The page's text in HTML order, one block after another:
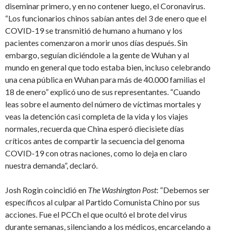
diseminar primero, y en no contener luego, el Coronavirus.
“Los funcionarios chinos sabían antes del 3 de enero que el
COVID-19 se transmitió de humano a humano y los
pacientes comenzaron a morir unos días después. Sin
embargo, seguían diciéndole a la gente de Wuhan y al
mundo en general que todo estaba bien, incluso celebrando
una cena pública en Wuhan para más de 40.000 familias el
18 de enero” explicó uno de sus representantes. “Cuando
leas sobre el aumento del número de víctimas mortales y
veas la detención casi completa de la vida y los viajes
normales, recuerda que China esperó diecisiete días
críticos antes de compartir la secuencia del genoma
COVID-19 con otras naciones, como lo deja en claro
nuestra demanda”, declaró.
Josh Rogin coincidió en The Washington Post: “Debemos ser
específicos al culpar al Partido Comunista Chino por sus
acciones. Fue el PCCh el que ocultó el brote del virus
durante semanas, silenciando a los médicos, encarcelando a